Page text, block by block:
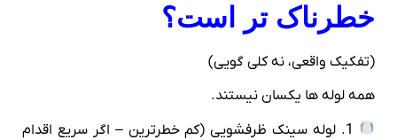
خطرناک‌ تر است؟
(تفکیک واقعی، نه کلی‌ گویی)
همه لوله‌ ها یکسان نیستند.
1. لوله سینک ظرفشویی (کم‌ خطرترین – اگر سریع اقدام